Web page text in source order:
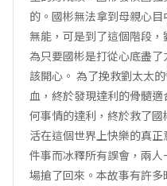
的。國彬無法拿到母親心
無能，可是到了這個階段
為只要國彬是打從心底盡
該開心。 為了挽救劉太太
血，終於發現達利的骨髓
何事情的達利，終於救了
活在這個世界上快樂的真
件事而冰釋所有誤會，兩
場搶了回來。本故事有許